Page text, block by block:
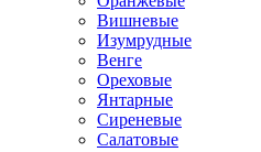
Вишневые
Изумрудные
Венге
Ореховые
Янтарные
Сиреневые
Салатовые